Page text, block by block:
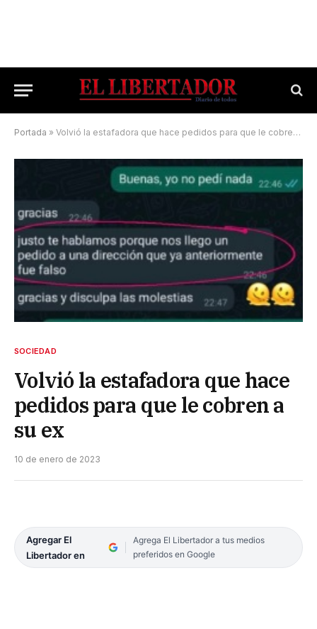
Portada » Volvió la estafadora que hace pedidos para que le cobren a su ex
SOCIEDAD
Volvió la estafadora que hace
pedidos para que le cobren a
su ex
10 de enero de 2023
Agregar El
Libertador en
Agrega El Libertador a tus medios
preferidos en Google